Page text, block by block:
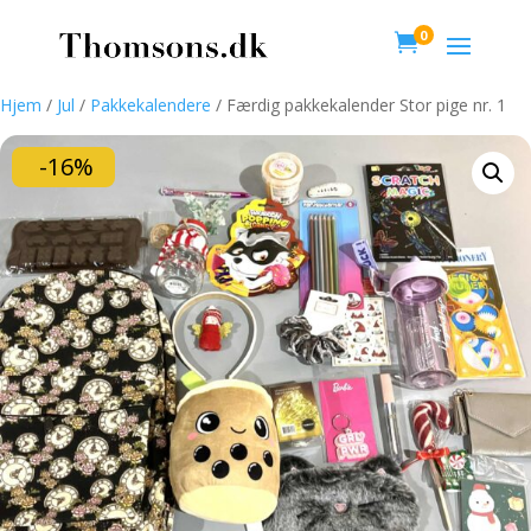
0
Hjem / Jul / Pakkekalendere / Færdig pakkekalender Stor pige nr. 1
-16%